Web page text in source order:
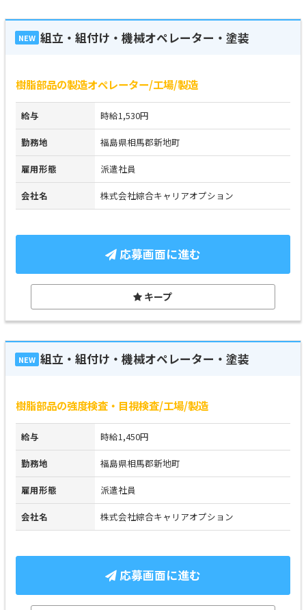
NEW 組立・組付け・機械オペレーター・塗装
樹脂部品の製造オペレーター/工場/製造
給与 時給1,530円
勤務地 福島県相馬郡新地町
雇用形態 派遣社員
会社名 株式会社綜合キャリアオプション
応募画面に進む
キープ
NEW 組立・組付け・機械オペレーター・塗装
樹脂部品の強度検査・目視検査/工場/製造
給与 時給1,450円
勤務地 福島県相馬郡新地町
雇用形態 派遣社員
会社名 株式会社綜合キャリアオプション
応募画面に進む